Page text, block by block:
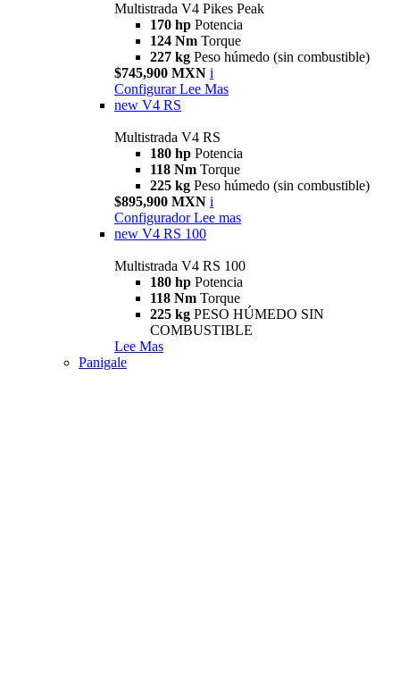
Multistrada V4 Pikes Peak
170 hp Potencia
124 Nm Torque
227 kg Peso húmedo (sin combustible)
$745,900 MXN i
Configurar Lee Mas
new V4 RS
Multistrada V4 RS
180 hp Potencia
118 Nm Torque
225 kg Peso húmedo (sin combustible)
$895,900 MXN i
Configurador Lee mas
new V4 RS 100
Multistrada V4 RS 100
180 hp Potencia
118 Nm Torque
225 kg PESO HÚMEDO SIN
COMBUSTIBLE
Lee Mas
Panigale